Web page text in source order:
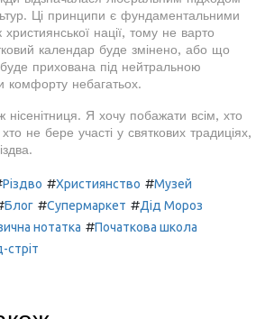
Ці принципи є фундаментальними
християнської нації, тому не варто
календар буде змінено, або що
прихована під нейтральною
комфорту небагатьох.
Я хочу побажати всім, хто
хто не бере участі у святкових традиціях,
Різдво #Християнство #Музей
Блог #Супермаркет #Дід Мороз
нотатка #Початкова школа